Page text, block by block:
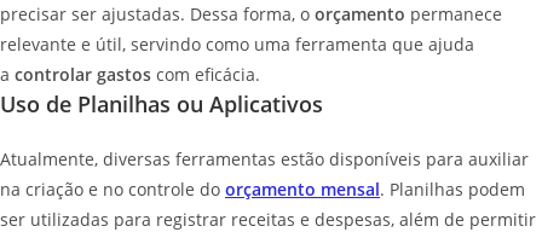
precisar ser ajustadas. Dessa forma, o orçamento permanece
relevante e útil, servindo como uma ferramenta que ajuda
a controlar gastos com eficácia.
Uso de Planilhas ou Aplicativos
Atualmente, diversas ferramentas estão disponíveis para auxiliar
na criação e no controle do orçamento mensal. Planilhas podem
ser utilizadas para registrar receitas e despesas, além de permitir